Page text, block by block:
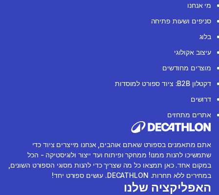
מי אנחנו
סניפים ושעות פתיחה
בלוג
עיצוב אקולוגי
מוצרים מחודשים
דקטלון B2B: ציוד ספורט למוסדות
דרושים
אתרים מתחזים
אתם מתאמנים בספורט שאתם אוהבים, אנחנו מייצרים ציוד כדי
שתמשיכו להנות ממנו! ממחקר ופיתוח ועד ייצור ולוגיסטיקה - הכל
במקום אחד. כאן תמצאו כל מה שצריך כדי להנות מסוגי הספורט השונים,
במחירים ללא תחרות. DECATHLON. עושים ספורט יחד!
האפליקציה שלנו